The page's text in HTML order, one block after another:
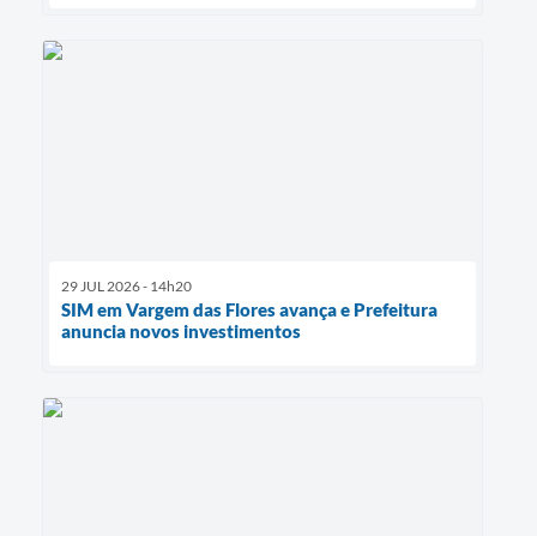
29 JUL 2026 - 14h20
SIM em Vargem das Flores avança e Prefeitura
anuncia novos investimentos